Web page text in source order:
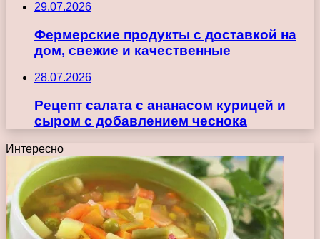
29.07.2026
Фермерские продукты с доставкой на
дом, свежие и качественные
28.07.2026
Рецепт салата с ананасом курицей и
сыром с добавлением чеснока
Интересно